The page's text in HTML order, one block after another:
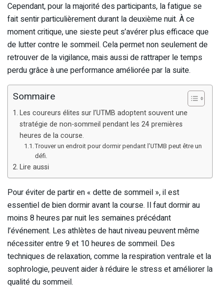
Cependant, pour la majorité des participants, la fatigue se
fait sentir particulièrement durant la deuxième nuit. À ce
moment critique, une sieste peut s’avérer plus efficace que
de lutter contre le sommeil. Cela permet non seulement de
retrouver de la vigilance, mais aussi de rattraper le temps
perdu grâce à une performance améliorée par la suite.
Sommaire
Les coureurs élites sur l’UTMB adoptent souvent une
stratégie de non-sommeil pendant les 24 premières
heures de la course.
Trouver un endroit pour dormir pendant l’UTMB peut être un
défi.
Lire aussi
Pour éviter de partir en « dette de sommeil », il est
essentiel de bien dormir avant la course. Il faut dormir au
moins 8 heures par nuit les semaines précédant
l’événement. Les athlètes de haut niveau peuvent même
nécessiter entre 9 et 10 heures de sommeil. Des
techniques de relaxation, comme la respiration ventrale et la
sophrologie, peuvent aider à réduire le stress et améliorer la
qualité du sommeil.